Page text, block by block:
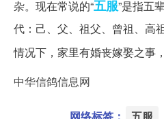
杂。现在常说的“五服”是指五
代：己、父、祖父、曾祖、高
情况下，家里有婚丧嫁娶之事
中华信鸽信息网